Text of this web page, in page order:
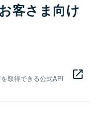
客さま向け
取得できる公式API